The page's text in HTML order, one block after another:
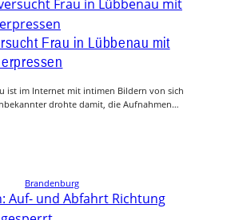
Frau in Lübbenau mit
ist im Internet mit intimen Bildern von sich
drohte damit, die Aufnahmen…
Brandenburg